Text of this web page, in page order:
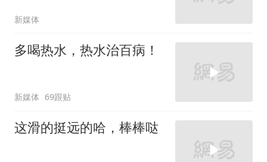
新媒体
多喝热水，热水治百病！
新媒体 69跟贴
这滑的挺远的哈，棒棒哒